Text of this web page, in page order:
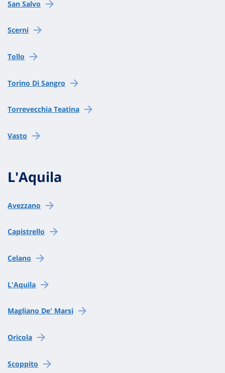
San Salvo
Scerni
Tollo
Torino Di Sangro
Torrevecchia Teatina
Vasto
L'Aquila
Avezzano
Capistrello
Celano
L'Aquila
Magliano De' Marsi
Oricola
Scoppito